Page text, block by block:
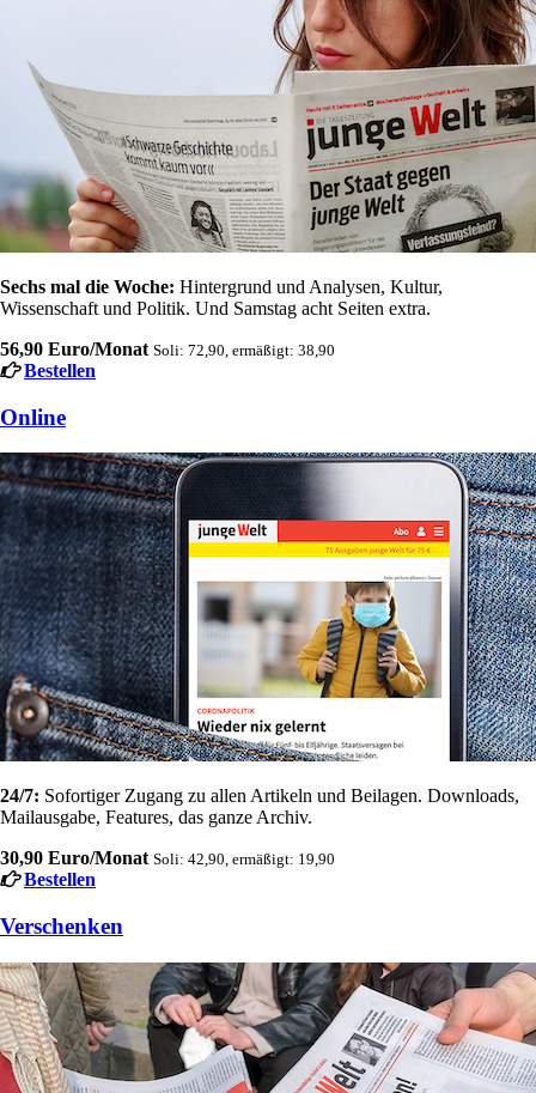
Sechs mal die Woche: Hintergrund und Analysen, Kultur,
Wissenschaft und Politik. Und Samstag acht Seiten extra.
56,90 Euro/Monat Soli: 72,90, ermäßigt: 38,90
Bestellen
Online
24/7: Sofortiger Zugang zu allen Artikeln und Beilagen. Downloads,
Mailausgabe, Features, das ganze Archiv.
30,90 Euro/Monat Soli: 42,90, ermäßigt: 19,90
Bestellen
Verschenken